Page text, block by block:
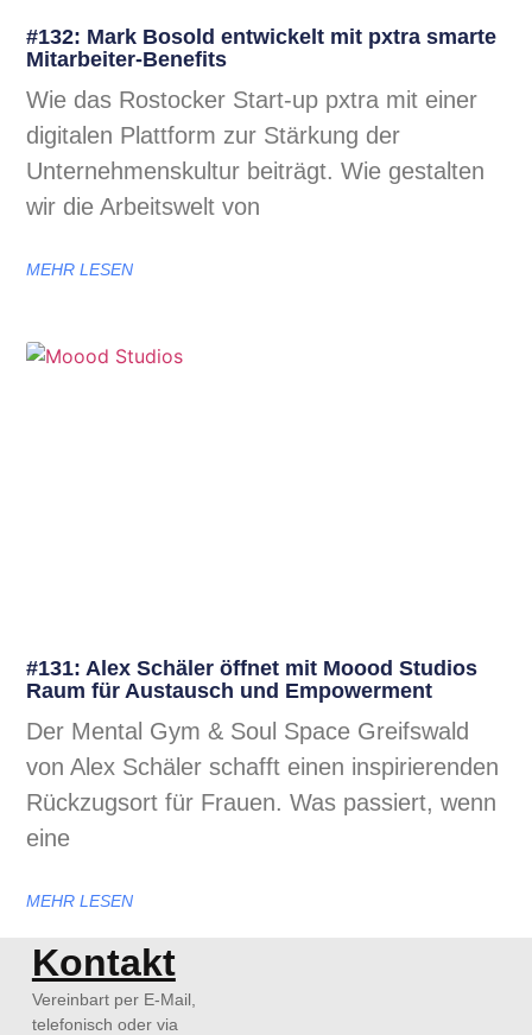
#132: Mark Bosold entwickelt mit pxtra smarte
Mitarbeiter-Benefits
Wie das Rostocker Start-up pxtra mit einer
digitalen Plattform zur Stärkung der
Unternehmenskultur beiträgt. Wie gestalten
wir die Arbeitswelt von
MEHR LESEN
#131: Alex Schäler öffnet mit Moood Studios
Raum für Austausch und Empowerment
Der Mental Gym & Soul Space Greifswald
von Alex Schäler schafft einen inspirierenden
Rückzugsort für Frauen. Was passiert, wenn
eine
MEHR LESEN
Kontakt
Vereinbart per E-Mail,
telefonisch oder via